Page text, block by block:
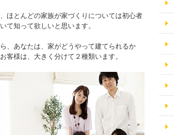
ほとんどの家族が家づくりについては初心者
て知って欲しいと思います。
、あなたは、家がどうやって建てられるか
客様は、大きく分けて２種類います。